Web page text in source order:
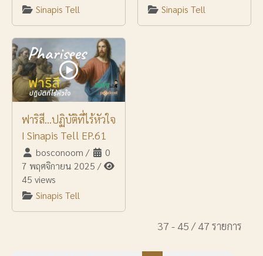
Sinapis Tell
Sinapis Tell
ฟาริสี...ปฏิบัติที่ไร้หัวใจ
I Sinapis Tell EP.61
bosconoom /
0
7 พฤศจิกายน 2025 /
45 views
Sinapis Tell
37 - 45 / 47 รายการ